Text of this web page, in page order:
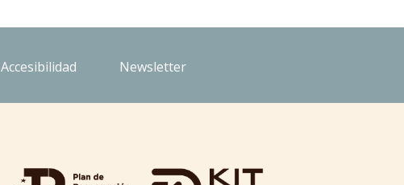
Accesibilidad Newsletter